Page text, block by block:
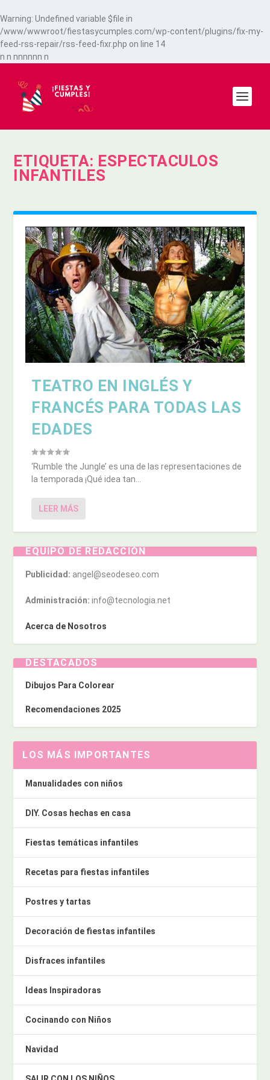
Warning: Undefined variable $file in
/www/wwwroot/fiestasycumples.com/wp-content/plugins/fix-my-
feed-rss-repair/rss-feed-fixr.php on line 14
n n nnnnnn n
ETIQUETA: ESPECTACULOS
INFANTILES
TEATRO EN INGLÉS Y
FRANCÉS PARA TODAS LAS
EDADES
‘Rumble the Jungle’ es una de las representaciones de
la temporada ¡Qué idea tan...
LEER MÁS
EQUIPO DE REDACCIÓN
Publicidad: angel@seodeseo.com
Administración: info@tecnologia.net
Acerca de Nosotros
DESTACADOS
Dibujos Para Colorear
Recomendaciones 2025
LOS MÁS IMPORTANTES
Manualidades con niños
DIY. Cosas hechas en casa
Fiestas temáticas infantiles
Recetas para fiestas infantiles
Postres y tartas
Decoración de fiestas infantiles
Disfraces infantiles
Ideas Inspiradoras
Cocinando con Niños
Navidad